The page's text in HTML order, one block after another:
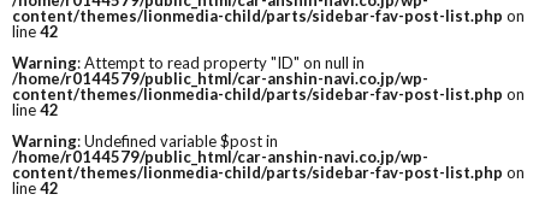
content/themes/lionmedia-child/parts/sidebar-fav-post-list.php on
line42
Warning: Attempt to read property "ID" on null in
/home/r0144579/public_html/car-anshin-navi.co.jp/wp-
content/themes/lionmedia-child/parts/sidebar-fav-post-list.php on
line42
Warning: Undefined variable $post in
/home/r0144579/public_html/car-anshin-navi.co.jp/wp-
content/themes/lionmedia-child/parts/sidebar-fav-post-list.php on
line42